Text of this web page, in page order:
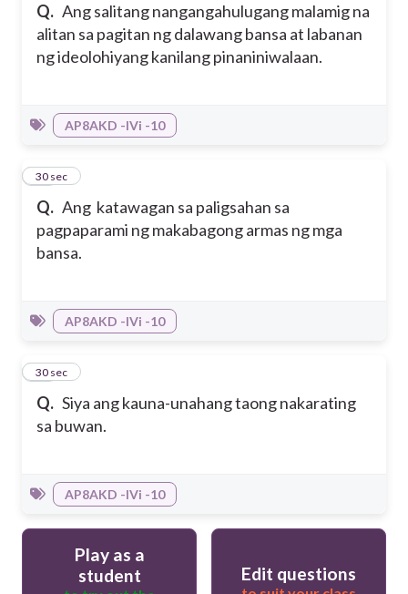
Q. Ang salitang nangangahulugang malamig na
alitan sa pagitan ng dalawang bansa at labanan
ng ideolohiyang kanilang pinaniniwalaan.
AP8AKD -IVi -10
Q. Ang katawagan sa paligsahan sa
pagpaparami ng makabagong armas ng mga
bansa.
19
30 sec
AP8AKD -IVi -10
Q. Siya ang kauna-unahang taong nakarating
sa buwan.
20
30 sec
AP8AKD -IVi -10
Play as a
student
Edit questions